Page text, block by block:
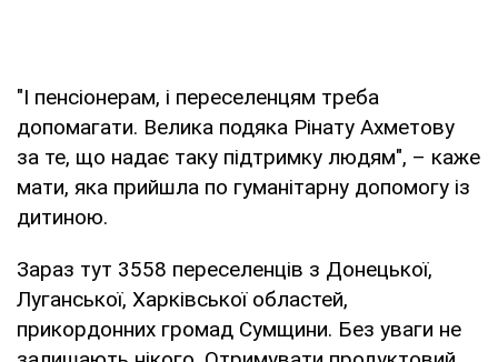
"І пенсіонерам, і переселенцям треба
допомагати. Велика подяка Рінату Ахметову
за те, що надає таку підтримку людям", – каже
мати, яка прийшла по гуманітарну допомогу із
дитиною.
Зараз тут 3558 переселенців з Донецької,
Луганської, Харківської областей,
прикордонних громад Сумщини. Без уваги не